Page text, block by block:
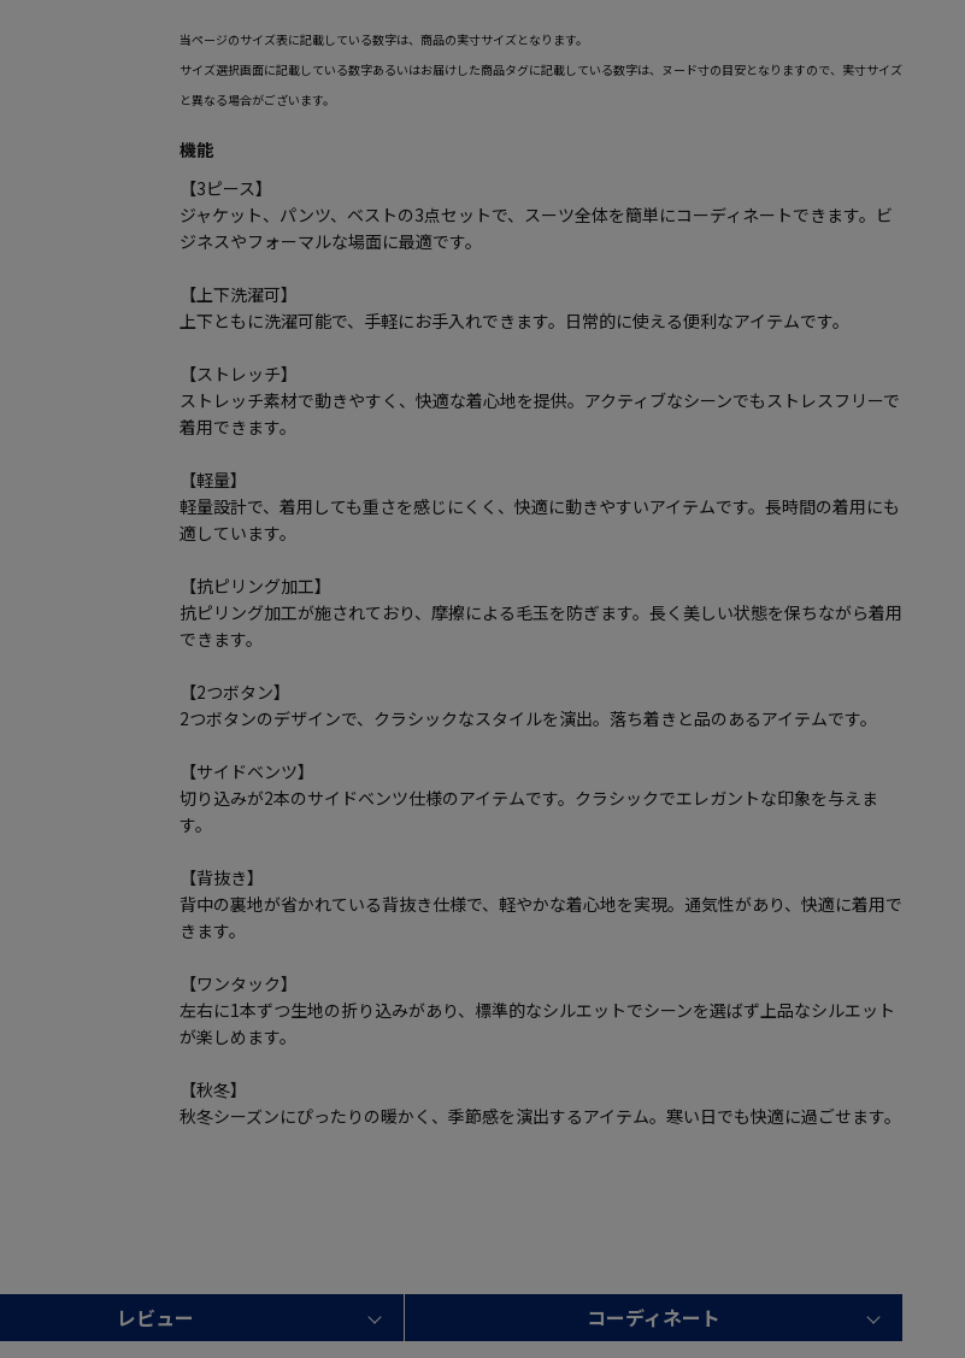
当ページのサイズ表に記載している数字は、商品の実寸サイズとなります。
サイズ選択画面に記載している数字あるいはお届けした商品タグに記載している数字は、ヌード寸の目安となりますので、実寸サイズ
と異なる場合がございます。
機能
【3ピース】
ジャケット、パンツ、ベストの3点セットで、スーツ全体を簡単にコーディネートできます。ビ
ジネスやフォーマルな場面に最適です。
【上下洗濯可】
上下ともに洗濯可能で、手軽にお手入れできます。日常的に使える便利なアイテムです。
【ストレッチ】
ストレッチ素材で動きやすく、快適な着心地を提供。アクティブなシーンでもストレスフリーで
着用できます。
【軽量】
軽量設計で、着用しても重さを感じにくく、快適に動きやすいアイテムです。長時間の着用にも
適しています。
【抗ピリング加工】
抗ピリング加工が施されており、摩擦による毛玉を防ぎます。長く美しい状態を保ちながら着用
できます。
【2つボタン】
2つボタンのデザインで、クラシックなスタイルを演出。落ち着きと品のあるアイテムです。
【サイドベンツ】
切り込みが2本のサイドベンツ仕様のアイテムです。クラシックでエレガントな印象を与えま
す。
【背抜き】
背中の裏地が省かれている背抜き仕様で、軽やかな着心地を実現。通気性があり、快適に着用で
きます。
【ワンタック】
左右に1本ずつ生地の折り込みがあり、標準的なシルエットでシーンを選ばず上品なシルエット
が楽しめます。
【秋冬】
秋冬シーズンにぴったりの暖かく、季節感を演出するアイテム。寒い日でも快適に過ごせます。
レビュー コーディネート